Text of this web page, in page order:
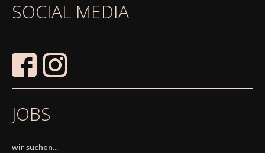
SOCIAL MEDIA
JOBS
wir suchen...